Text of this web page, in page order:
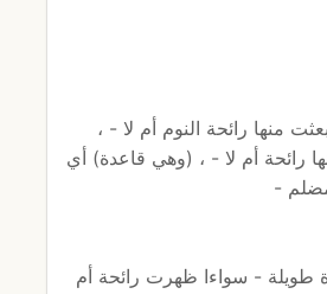
منها رائحة النوم أم لا - ،
رائحة أم لا - ، (وهي قاعدة) أي
-
طويلة - سواءا ظهرت رائحة أم